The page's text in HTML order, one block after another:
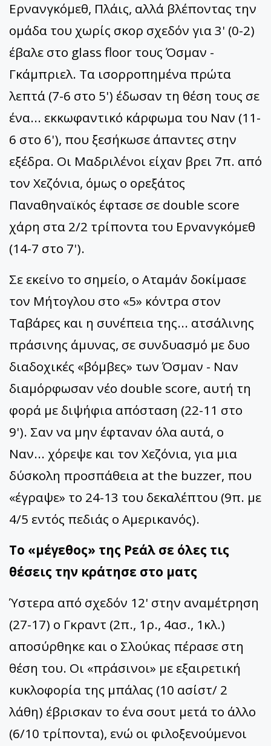
Ερνανγκόμεθ, Πλάις, αλλά βλέποντας την
ομάδα του χωρίς σκορ σχεδόν για 3' (0-2)
έβαλε στο glass floor τους Όσμαν -
Γκάμπριελ. Τα ισορροπημένα πρώτα
λεπτά (7-6 στο 5') έδωσαν τη θέση τους σε
ένα... εκκωφαντικό κάρφωμα του Ναν (11-
6 στο 6'), που ξεσήκωσε άπαντες στην
εξέδρα. Οι Μαδριλένοι είχαν βρει 7π. από
τον Χεζόνια, όμως ο ορεξάτος
Παναθηναϊκός έφτασε σε double score
χάρη στα 2/2 τρίποντα του Ερνανγκόμεθ
(14-7 στο 7').
Σε εκείνο το σημείο, ο Αταμάν δοκίμασε
τον Μήτογλου στο «5» κόντρα στον
Ταβάρες και η συνέπεια της... ατσάλινης
πράσινης άμυνας, σε συνδυασμό με δυο
διαδοχικές «βόμβες» των Όσμαν - Ναν
διαμόρφωσαν νέο double score, αυτή τη
φορά με διψήφια απόσταση (22-11 στο
9'). Σαν να μην έφταναν όλα αυτά, ο
Ναν... χόρεψε και τον Χεζόνια, για μια
δύσκολη προσπάθεια at the buzzer, που
«έγραψε» το 24-13 του δεκαλέπτου (9π. με
4/5 εντός πεδιάς ο Αμερικανός).
Το «μέγεθος» της Ρεάλ σε όλες τις
θέσεις την κράτησε στο ματς
Ύστερα από σχεδόν 12' στην αναμέτρηση
(27-17) ο Γκραντ (2π., 1ρ., 4ασ., 1κλ.)
αποσύρθηκε και ο Σλούκας πέρασε στη
θέση του. Οι «πράσινοι» με εξαιρετική
κυκλοφορία της μπάλας (10 ασίστ/ 2
λάθη) έβρισκαν το ένα σουτ μετά το άλλο
(6/10 τρίποντα), ενώ οι φιλοξενούμενοι